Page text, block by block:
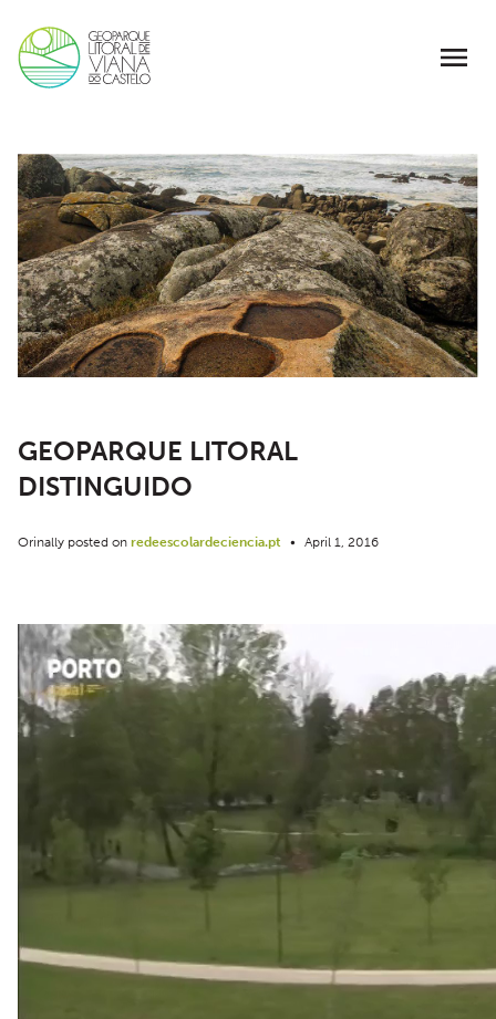
GEOPARQUE LITORAL
DISTINGUIDO
Orinally posted on redeescolardeciencia.pt • April 1, 2016